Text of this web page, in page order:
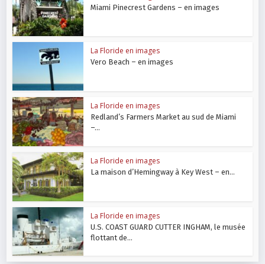
Miami Pinecrest Gardens – en images
La Floride en images
Vero Beach – en images
La Floride en images
Redland’s Farmers Market au sud de Miami
–...
La Floride en images
La maison d’Hemingway à Key West – en...
La Floride en images
U.S. COAST GUARD CUTTER INGHAM, le musée
flottant de...